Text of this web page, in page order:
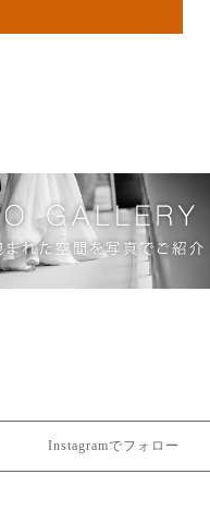
Instagramでフォロー